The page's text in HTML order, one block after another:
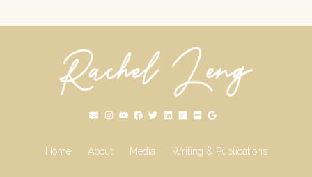
Home About Media Writing & Publications